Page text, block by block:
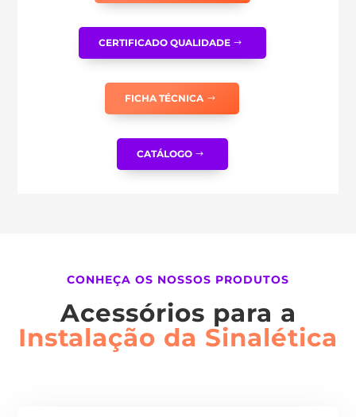
CERTIFICADO QUALIDADE
FICHA TÉCNICA
CATÁLOGO
CONHEÇA OS NOSSOS PRODUTOS
Acessórios para a
Instalação da Sinalética